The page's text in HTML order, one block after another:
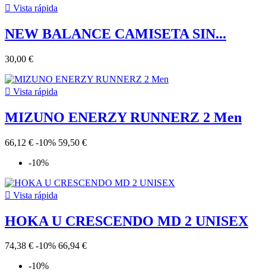
 Vista rápida
NEW BALANCE CAMISETA SIN...
30,00 €
 Vista rápida
MIZUNO ENERZY RUNNERZ 2 Men
66,12 € -10% 59,50 €
-10%
 Vista rápida
HOKA U CRESCENDO MD 2 UNISEX
74,38 € -10% 66,94 €
-10%